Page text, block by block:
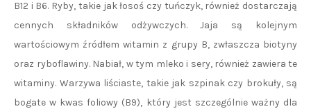
B12 i B6. Ryby, takie jak łosoś czy tuńczyk, również dostarczają
cennych składników odżywczych. Jaja są kolejnym
wartościowym źródłem witamin z grupy B, zwłaszcza biotyny
oraz ryboflawiny. Nabiał, w tym mleko i sery, również zawiera te
witaminy. Warzywa liściaste, takie jak szpinak czy brokuły, są
bogate w kwas foliowy (B9), który jest szczególnie ważny dla